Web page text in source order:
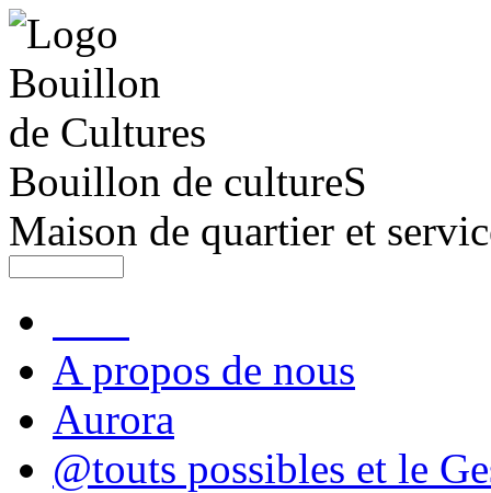
Bouillon de cultureS
Maison de quartier et
A propos de nous
Aurora
@touts possibles et le